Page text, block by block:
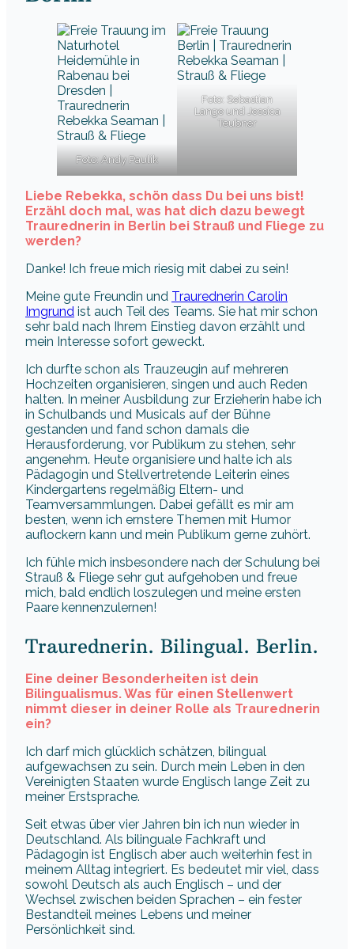
Foto: Andy Paulik
Foto: Sebastian
Lange und Jessica
Teubner
Liebe Rebekka, schön dass Du bei uns bist!
Erzähl doch mal, was hat dich dazu bewegt
Traurednerin in Berlin bei Strauß und Fliege zu
werden?
Danke! Ich freue mich riesig mit dabei zu sein!
Meine gute Freundin und Traurednerin Carolin
Imgrund ist auch Teil des Teams. Sie hat mir schon
sehr bald nach Ihrem Einstieg davon erzählt und
mein Interesse sofort geweckt.
Ich durfte schon als Trauzeugin auf mehreren
Hochzeiten organisieren, singen und auch Reden
halten. In meiner Ausbildung zur Erzieherin habe ich
in Schulbands und Musicals auf der Bühne
gestanden und fand schon damals die
Herausforderung, vor Publikum zu stehen, sehr
angenehm. Heute organisiere und halte ich als
Pädagogin und Stellvertretende Leiterin eines
Kindergartens regelmäßig Eltern- und
Teamversammlungen. Dabei gefällt es mir am
besten, wenn ich ernstere Themen mit Humor
auflockern kann und mein Publikum gerne zuhört.
Ich fühle mich insbesondere nach der Schulung bei
Strauß & Fliege sehr gut aufgehoben und freue
mich, bald endlich loszulegen und meine ersten
Paare kennenzulernen!
Traurednerin. Bilingual. Berlin.
Eine deiner Besonderheiten ist dein
Bilingualismus. Was für einen Stellenwert
nimmt dieser in deiner Rolle als Traurednerin
ein?
Ich darf mich glücklich schätzen, bilingual
aufgewachsen zu sein. Durch mein Leben in den
Vereinigten Staaten wurde Englisch lange Zeit zu
meiner Erstsprache.
Seit etwas über vier Jahren bin ich nun wieder in
Deutschland. Als bilinguale Fachkraft und
Pädagogin ist Englisch aber auch weiterhin fest in
meinem Alltag integriert. Es bedeutet mir viel, dass
sowohl Deutsch als auch Englisch – und der
Wechsel zwischen beiden Sprachen – ein fester
Bestandteil meines Lebens und meiner
Persönlichkeit sind.